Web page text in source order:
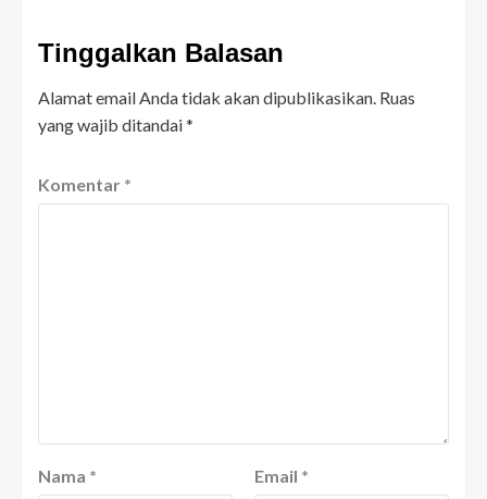
Tinggalkan Balasan
Alamat email Anda tidak akan dipublikasikan. Ruas
yang wajib ditandai*
Komentar *
Nama * Email *